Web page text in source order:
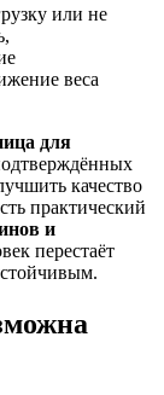
или не
веса
для
качество
практический
и
перестаёт